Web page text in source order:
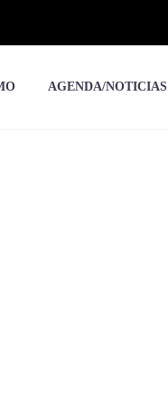
AGENDA/NOTICIAS